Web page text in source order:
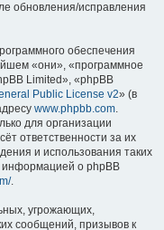
обновления/исправления
обеспечения
«они», «программное
Limited», «phpBB
Public License v2» (в
www.phpbb.com.
для организации
ответственности за их
и использования таких
информацией о phpBB
.
угрожающих,
сообщений, призывов к